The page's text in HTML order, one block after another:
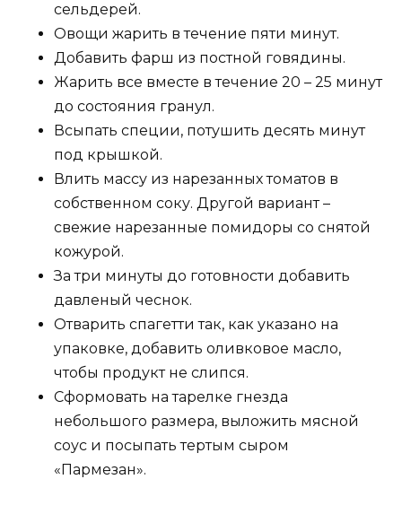
сельдерей.
Овощи жарить в течение пяти минут.
Добавить фарш из постной говядины.
Жарить все вместе в течение 20 – 25 минут
до состояния гранул.
Всыпать специи, потушить десять минут
под крышкой.
Влить массу из нарезанных томатов в
собственном соку. Другой вариант –
свежие нарезанные помидоры со снятой
кожурой.
За три минуты до готовности добавить
давленый чеснок.
Отварить спагетти так, как указано на
упаковке, добавить оливковое масло,
чтобы продукт не слипся.
Сформовать на тарелке гнезда
небольшого размера, выложить мясной
соус и посыпать тертым сыром
«Пармезан».